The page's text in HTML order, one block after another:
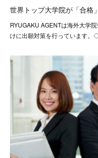
世界トップ大学院が「合
RYUGAKU AGENTは海外大学
けに出願対策を行っています